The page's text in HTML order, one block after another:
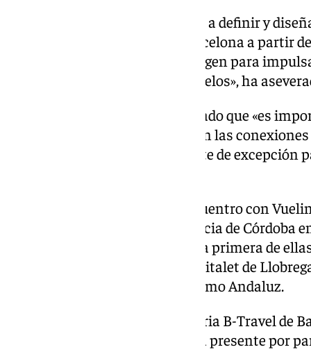
«Es esencial que empecemos ya a definir y
que van a unir Córdoba con Barcelona a partir
que estarán en centradas en origen para
potenciales usuarios de esos vuelos», ha
Asimismo, la delegada ha indicado que «es
ciudad esté presente también en las
otros países como un escaparate de excepción
Aguilar ha mantenido esta encuentro con
trabajo con motivo de la presencia de Córdoba
promocionales en Barcelona. La primera de
celebrada este jueves en L’Hospitalet de
participado de la mano de Turismo Andaluz.
Este viernes ya arranca la 32 Feria B-Travel
donde la ciudad de Córdoba está presente por